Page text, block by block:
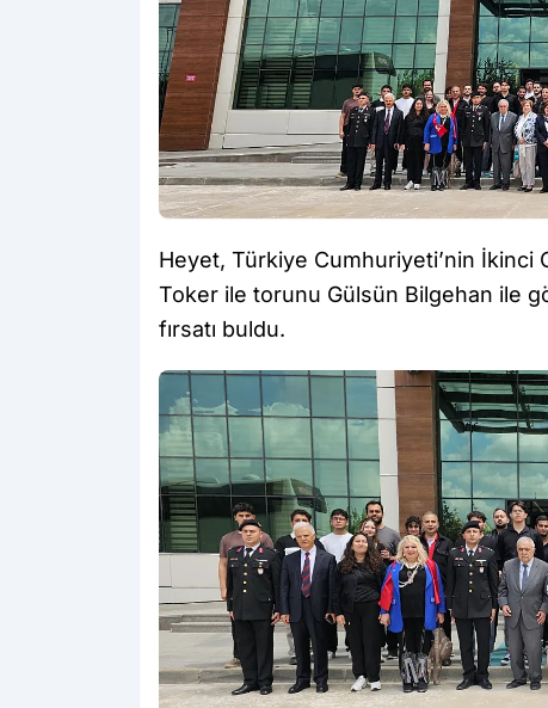
Heyet, Türkiye Cumhuriyeti’nin İkinci
Toker ile torunu Gülsün Bilgehan ile
fırsatı buldu.